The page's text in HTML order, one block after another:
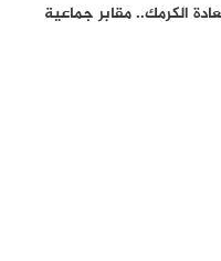
الكرمك.. مقابر جماعية